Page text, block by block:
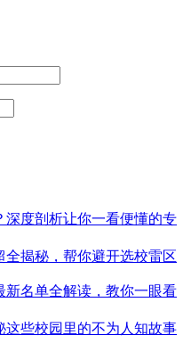
度剖析让你一看便懂的专
全揭秘，帮你避开选校雷区
新名单全解读，教你一眼看
些校园里的不为人知故事